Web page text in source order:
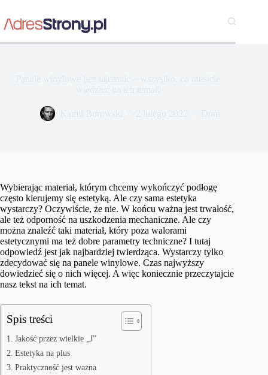
treści
Wybierając materiał, którym chcemy wykończyć podłogę
często kierujemy się estetyką. Ale czy sama estetyka
wystarczy? Oczywiście, że nie. W końcu ważna jest trwałość,
ale też odporność na uszkodzenia mechaniczne. Ale czy
można znaleźć taki materiał, który poza walorami
estetycznymi ma też dobre parametry techniczne? I tutaj
odpowiedź jest jak najbardziej twierdząca. Wystarczy tylko
zdecydować się na panele winylowe. Czas najwyższy
dowiedzieć się o nich więcej. A więc koniecznie przeczytajcie
nasz tekst na ich temat.
Spis treści
Jakość przez wielkie „J”
Estetyka na plus
Praktyczność jest ważna